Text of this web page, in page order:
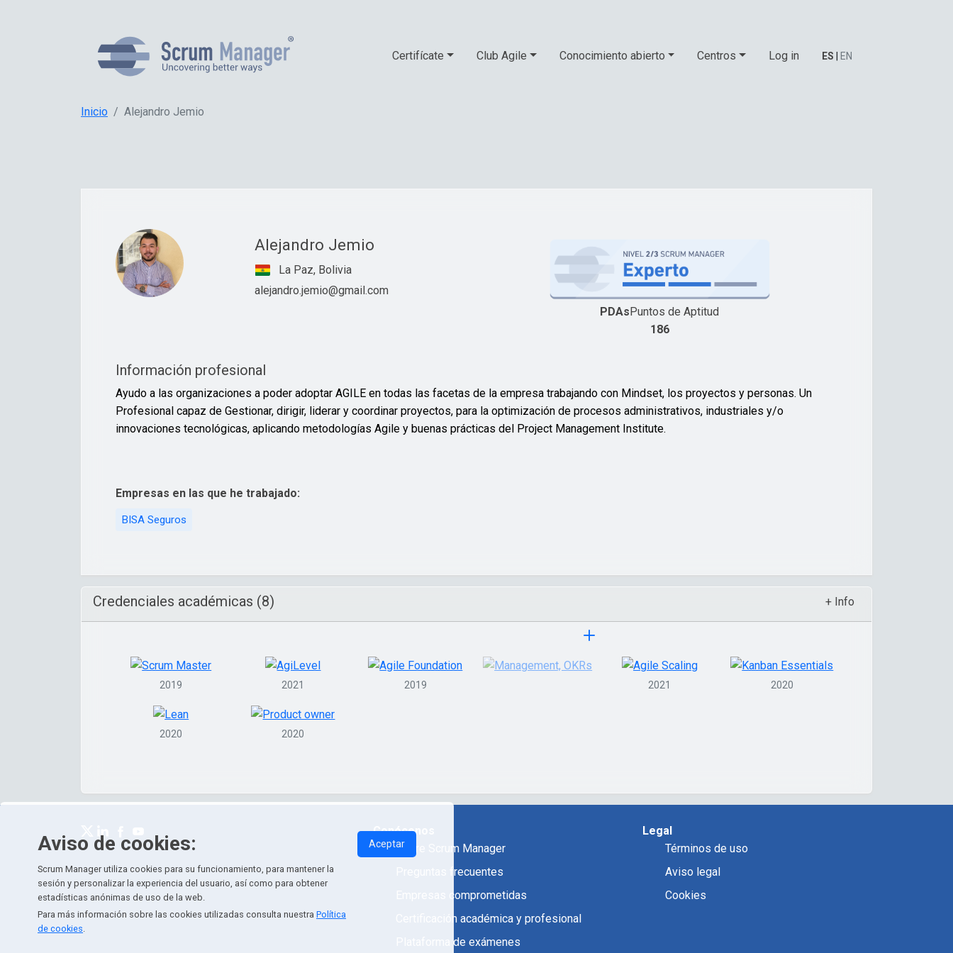
Certifícate Club Agile Conocimiento abierto Centros Log in ES EN
Inicio Alejandro Jemio
Alejandro Jemio
La Paz, Bolivia
alejandro.jemio@gmail.com
PDAs Puntos de Aptitud
186
Información profesional
Ayudo a las organizaciones a poder adoptar AGILE en todas las facetas de la empresa trabajando con Mindset, los proyectos y personas. Un
Profesional capaz de Gestionar, dirigir, liderar y coordinar proyectos, para la optimización de procesos administrativos, industriales y/o
innovaciones tecnológicas, aplicando metodologías Agile y buenas prácticas del Project Management Institute.
Empresas en las que he trabajado:
BISA Seguros
Credenciales académicas (8) + Info
2019 2021 2019 2021 2020
2020 2020
Conócenos
Sobre Scrum Manager
Preguntas frecuentes
Empresas comprometidas
Certificación académica y profesional
Plataforma de exámenes
Legal
Términos de uso
Aviso legal
Cookies
Aviso de cookies:
Scrum Manager utiliza cookies para su funcionamiento, para mantener la
sesión y personalizar la experiencia del usuario, así como para obtener
estadísticas anónimas de uso de la web.
Para más información sobre las cookies utilizadas consulta nuestra Política
de cookies.
Aceptar